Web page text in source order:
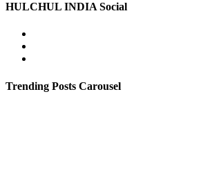
HULCHUL INDIA Social
Trending Posts Carousel